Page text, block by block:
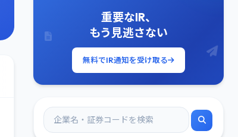
重要なIR、
もう見逃さない
無料でIR通知を受け取る